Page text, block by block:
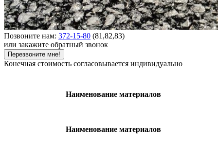
Позвоните нам: 372-15-80 (81,82,83)
или закажите обратный звонок
Перезвоните мне!
Конечная стоимость согласовывается индивидуально
Наименование материалов
Наименование материалов